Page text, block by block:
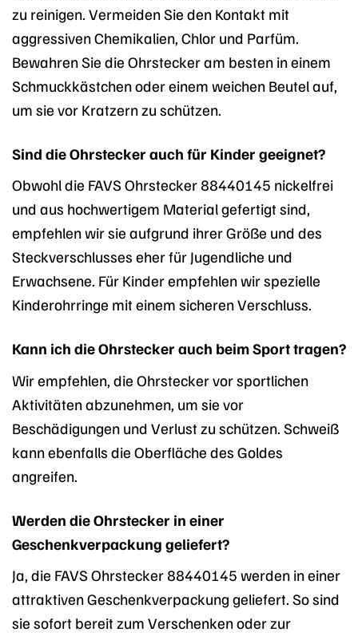
zu reinigen. Vermeiden Sie den Kontakt mit
aggressiven Chemikalien, Chlor und Parfüm.
Bewahren Sie die Ohrstecker am besten in einem
Schmuckkästchen oder einem weichen Beutel auf,
um sie vor Kratzern zu schützen.
Sind die Ohrstecker auch für Kinder geeignet?
Obwohl die FAVS Ohrstecker 88440145 nickelfrei
und aus hochwertigem Material gefertigt sind,
empfehlen wir sie aufgrund ihrer Größe und des
Steckverschlusses eher für Jugendliche und
Erwachsene. Für Kinder empfehlen wir spezielle
Kinderohrringe mit einem sicheren Verschluss.
Kann ich die Ohrstecker auch beim Sport tragen?
Wir empfehlen, die Ohrstecker vor sportlichen
Aktivitäten abzunehmen, um sie vor
Beschädigungen und Verlust zu schützen. Schweiß
kann ebenfalls die Oberfläche des Goldes
angreifen.
Werden die Ohrstecker in einer
Geschenkverpackung geliefert?
Ja, die FAVS Ohrstecker 88440145 werden in einer
attraktiven Geschenkverpackung geliefert. So sind
sie sofort bereit zum Verschenken oder zur